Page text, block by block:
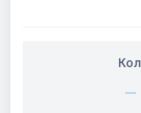
–